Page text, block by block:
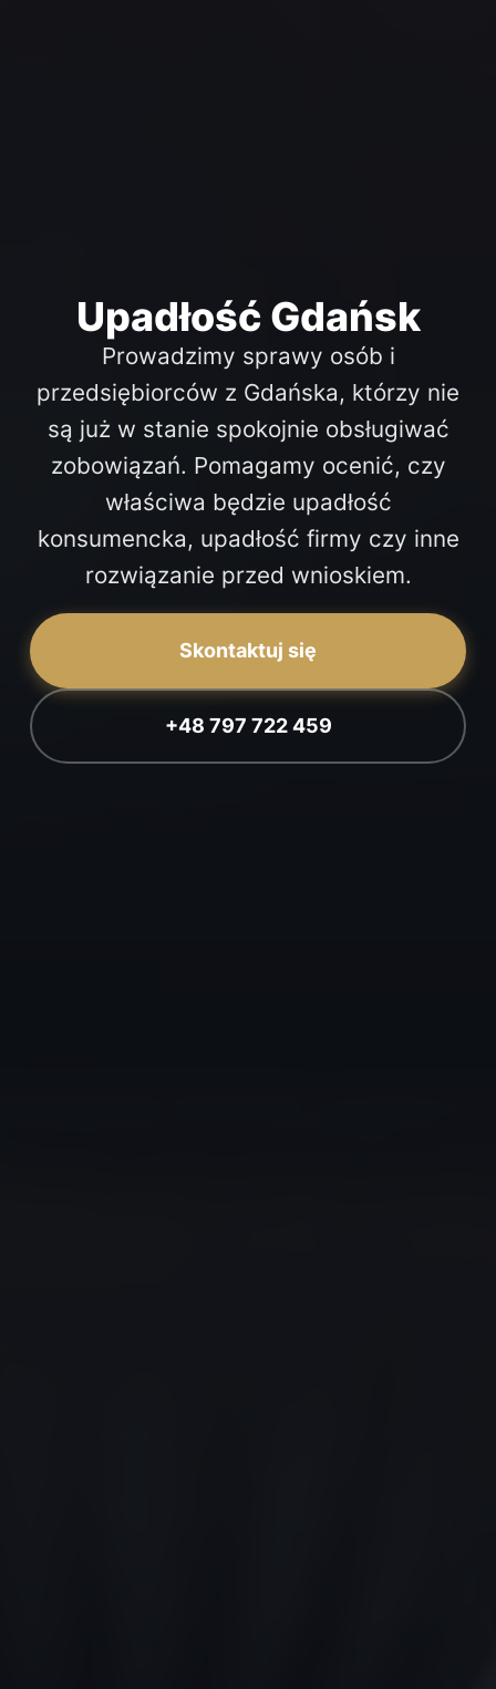
Upadłość Gdańsk
Prowadzimy sprawy osób i
przedsiębiorców z Gdańska, którzy nie
są już w stanie spokojnie obsługiwać
zobowiązań. Pomagamy ocenić, czy
właściwa będzie upadłość
konsumencka, upadłość firmy czy inne
rozwiązanie przed wnioskiem.
Skontaktuj się
+48 797 722 459